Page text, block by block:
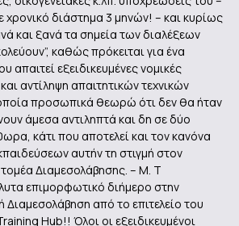
χρονικό διάστημα 3 μηνών! – και κυρίως
και ξανά τα σημεία των διαλέξεων
καθώς πρόκειται για ένα
απαιτεί εξειδικευμένες νομικές
αντίληψη απαιτητικών τεχνικών
προσωπικά θεωρώ ότι δεν θα ήταν
άμεσα αντιληπτά και δη σε δύο
κάτι που αποτελεί και τον κανόνα
αυτήν τη στιγμή στον
τομέα Διαμεσολάβησης. – Μ. Τ
επιμορφωτικό διήμερο στην
Διαμεσολάβηση από το επιτελείο του
Hub!! Όλοι οι εξειδικευμένοι